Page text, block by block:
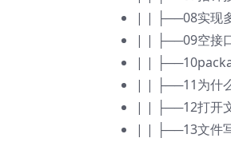
| | ├──08实现
| | ├──09空接
| |
| | ├──11为什
| | ├──12打开
| | ├──13文件